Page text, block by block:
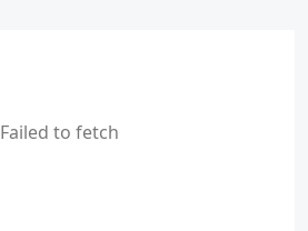
Failed to fetch